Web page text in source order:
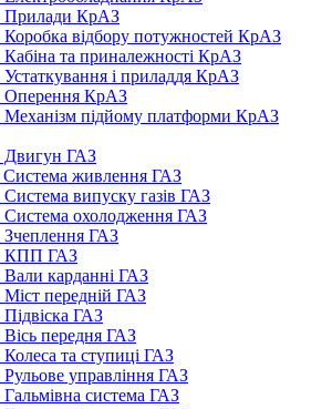
Прилади КрАЗ
Коробка відбору потужностей КрАЗ
Кабіна та приналежності КрАЗ
Устаткування і приладдя КрАЗ
Оперення КрАЗ
Механізм підйому платформи КрАЗ
Двигун ГАЗ
Система живлення ГАЗ
Система випуску газів ГАЗ
Система охолодження ГАЗ
Зчеплення ГАЗ
КПП ГАЗ
Вали карданні ГАЗ
Міст передній ГАЗ
Підвіска ГАЗ
Вісь передня ГАЗ
Колеса та ступиці ГАЗ
Рульове управління ГАЗ
Гальмівна система ГАЗ